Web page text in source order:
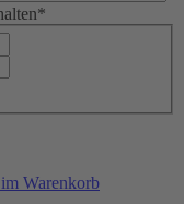
Warenkorb